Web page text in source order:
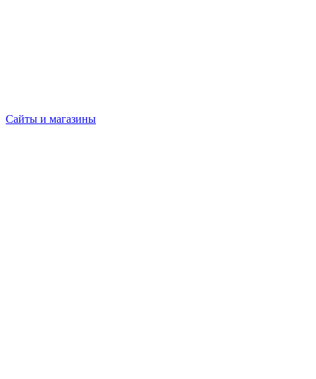
Сайты и магазины